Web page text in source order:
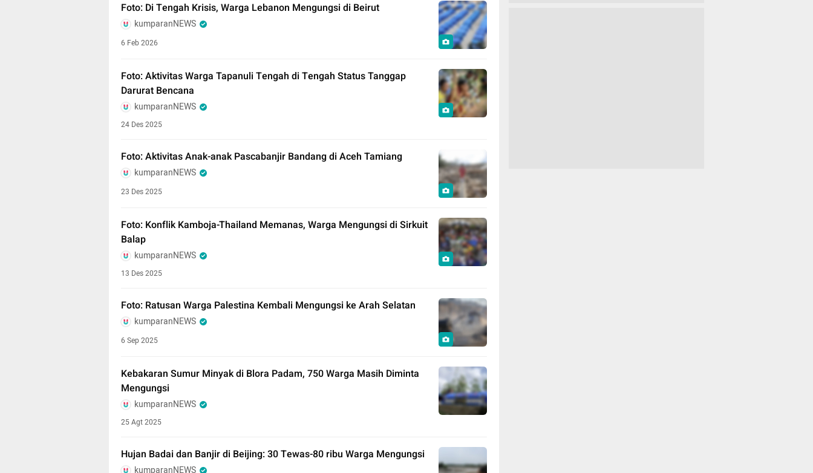
Foto: Di Tengah Krisis, Warga Lebanon Mengungsi di Beirut
kumparanNEWS
6 Feb 2026
Foto: Aktivitas Warga Tapanuli Tengah di Tengah Status Tanggap
Darurat Bencana
kumparanNEWS
24 Des 2025
Foto: Aktivitas Anak-anak Pascabanjir Bandang di Aceh Tamiang
kumparanNEWS
23 Des 2025
Foto: Konflik Kamboja-Thailand Memanas, Warga Mengungsi di Sirkuit
Balap
kumparanNEWS
13 Des 2025
Foto: Ratusan Warga Palestina Kembali Mengungsi ke Arah Selatan
kumparanNEWS
6 Sep 2025
Kebakaran Sumur Minyak di Blora Padam, 750 Warga Masih Diminta
Mengungsi
kumparanNEWS
25 Agt 2025
Hujan Badai dan Banjir di Beijing: 30 Tewas-80 ribu Warga Mengungsi
kumparanNEWS